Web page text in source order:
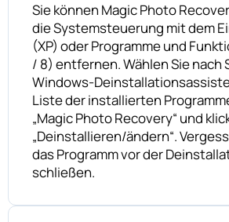
Sie können Magic Photo
die Systemsteuerung mit dem
(XP) oder Programme und
/ 8) entfernen. Wählen Sie nach
Windows-
Liste der installierten
„Magic Photo Recovery“ und
„Deinstallieren/ändern“.
das Programm vor der
schließen.